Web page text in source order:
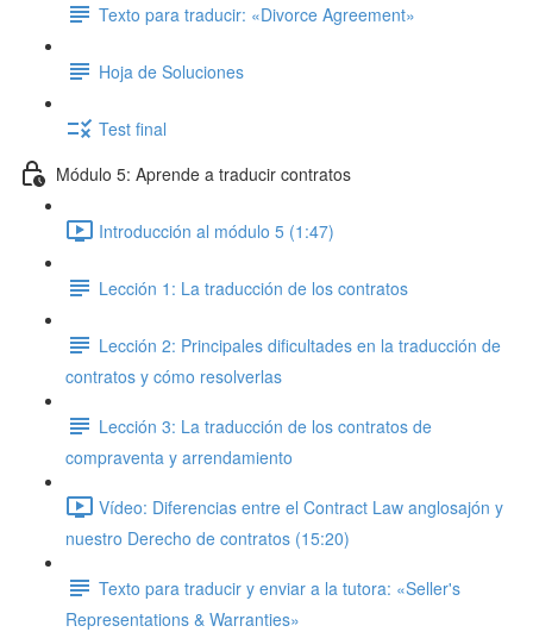
Texto para traducir: «Divorce Agreement»
Hoja de Soluciones
Test final
Módulo 5: Aprende a traducir contratos
Introducción al módulo 5 (1:47)
Lección 1: La traducción de los contratos
Lección 2: Principales dificultades en la traducción de
contratos y cómo resolverlas
Lección 3: La traducción de los contratos de
compraventa y arrendamiento
Vídeo: Diferencias entre el Contract Law anglosajón y
nuestro Derecho de contratos (15:20)
Texto para traducir y enviar a la tutora: «Seller's
Representations & Warranties»